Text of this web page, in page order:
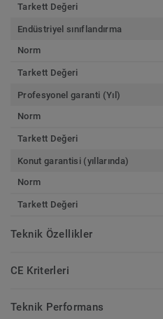
Tarkett Değeri
Endüstriyel sınıflandırma
Norm
Tarkett Değeri
Profesyonel garanti (Yıl)
Norm
Tarkett Değeri
Konut garantisi (yıllarında)
Norm
Tarkett Değeri
Teknik Özellikler
CE Kriterleri
Teknik Performans